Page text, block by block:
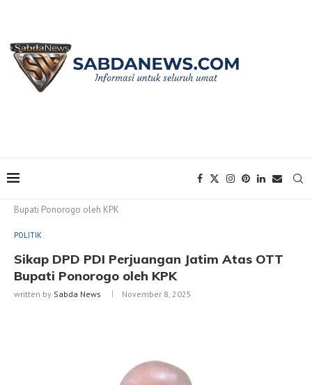
Bupati Ponorogo oleh KPK
POLITIK
Sikap DPD PDI Perjuangan Jatim Atas OTT
Bupati Ponorogo oleh KPK
written by Sabda News November 8, 2025